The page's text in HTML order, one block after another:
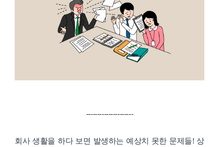
---------------------
회사 생활을 하다 보면 발생하는 예상치 못한 문제들! 상